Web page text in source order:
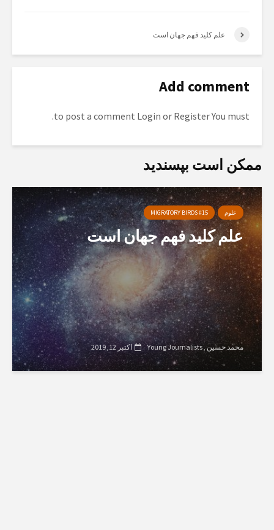
علم کلید فهم جهان است
Add comment
You must
Register
Login
ممکن است بپسندید
علوم MIGRATORY BIRDS #15
علم کلید فهم جهان است
محمد حسین Young Journalists اکتبر 12, 2019